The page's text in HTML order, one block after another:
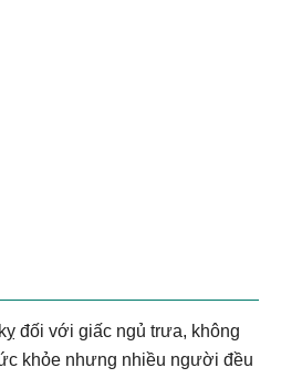
đối với giấc ngủ trưa, không
khỏe nhưng nhiều người đều